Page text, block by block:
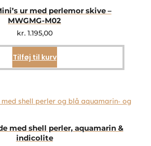
ur med perlemor skive –
MWGMG-M02
kr.1.195,00
Tilføj til kurv
med shell perler, aquamarin &
indicolite